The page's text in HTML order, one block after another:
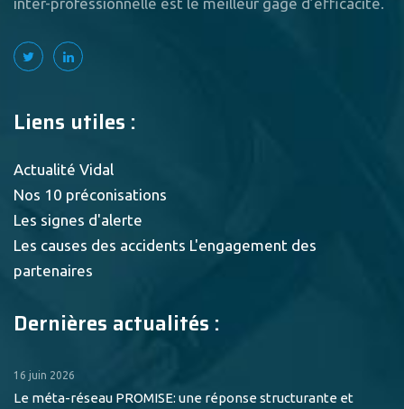
inter-professionnelle est le meilleur gage d’efficacité.
Liens utiles :
Actualité Vidal
Nos 10 préconisations
Les signes d'alerte
Les causes des accidents L'engagement des
partenaires
Dernières actualités :
16 juin 2026
Le méta-réseau PROMISE: une réponse structurante et